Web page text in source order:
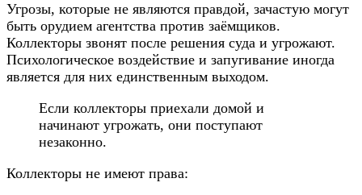
Угрозы, которые не являются правдой, зачастую могут
быть орудием агентства против заёмщиков.
Коллекторы звонят после решения суда и угрожают.
Психологическое воздействие и запугивание иногда
является для них единственным выходом.
Если коллекторы приехали домой и
начинают угрожать, они поступают
незаконно.
Коллекторы не имеют права: